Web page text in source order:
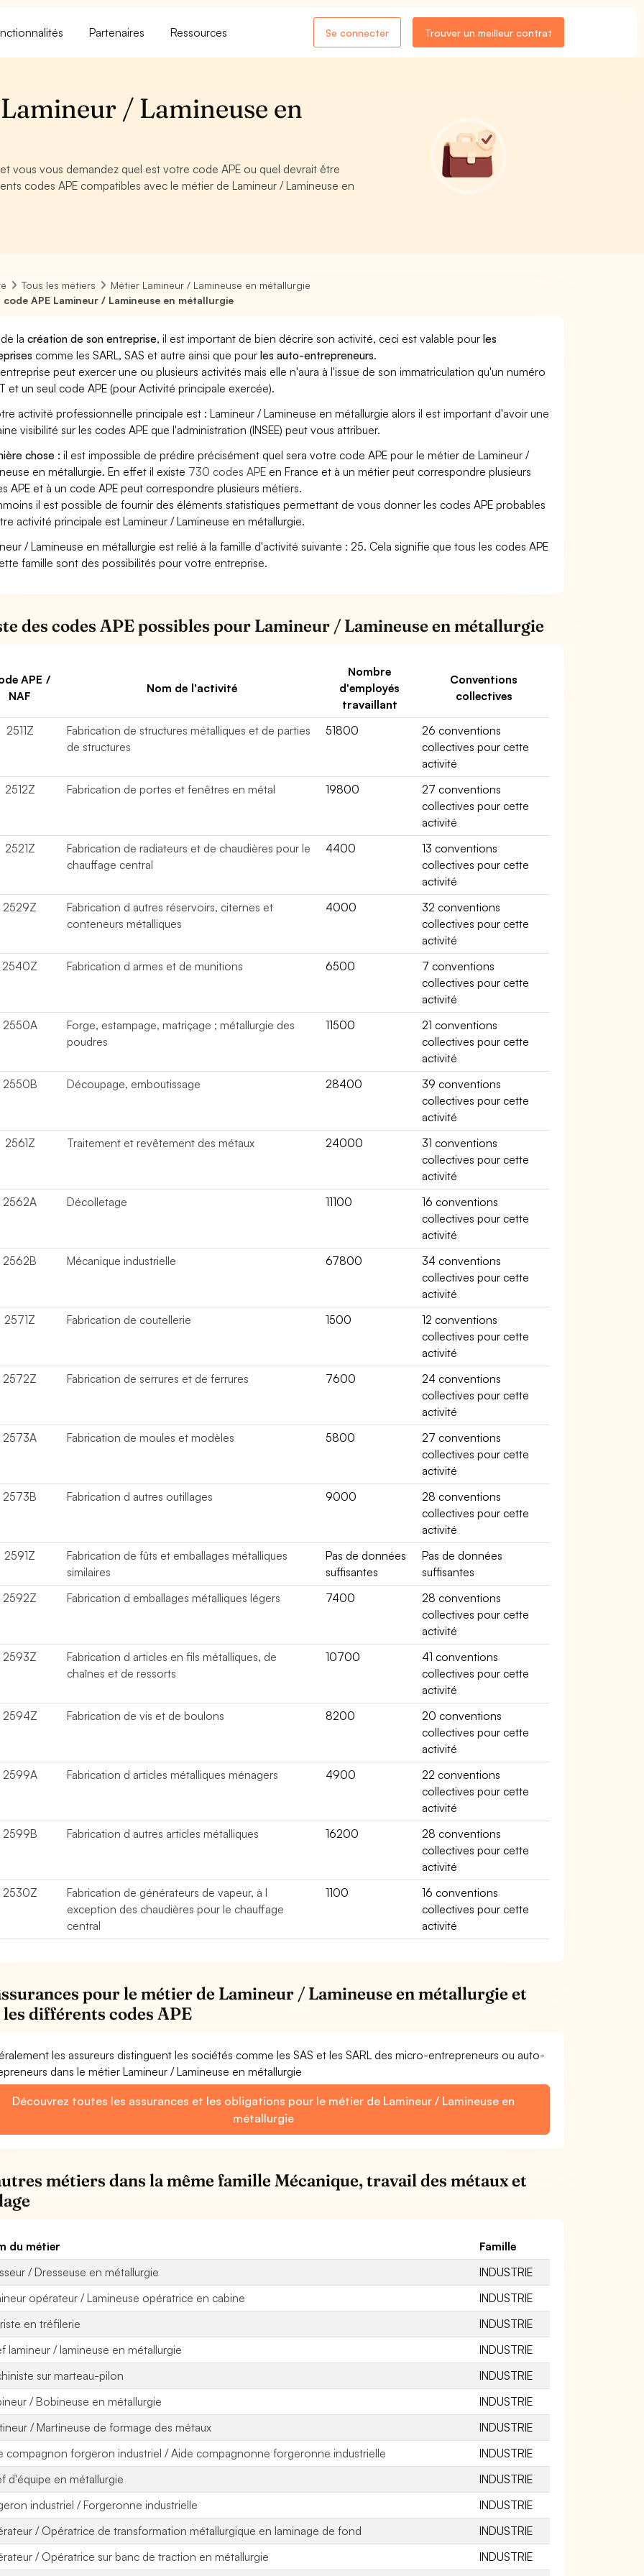
Partenaires Ressources Se connecter Trouver un meilleur contrat
/ Lamineuse en
vous vous demandez quel est votre code APE ou quel devrait être
codes APE compatibles avec le métier de Lamineur / Lamineuse en
Tous les métiers
Métier Lamineur / Lamineuse en métallurgie
code APE Lamineur / Lamineuse en métallurgie
lacréation de son entreprise, il est important de bien décrire son activité, ceci est valable pourles
comme les SARL, SAS et autre ainsi que pourles auto-entrepreneurs.
peut exercer une ou plusieurs activités mais elle n'aura à l'issue de son immatriculation qu'un numéro
et un seul code APE (pour Activité principale exercée).
activité professionnelle principale est : Lamineur / Lamineuse en métallurgie alors il est important d'avoir une
visibilité sur les codes APE que l'administration (INSEE) peut vous attribuer.
chose : il est impossible de prédire précisément quel sera votre code APE pour le métier de Lamineur /
en métallurgie. En effet il existe 730 codes APE en France et à un métier peut correspondre plusieurs
APE et à un code APE peut correspondre plusieurs métiers.
il est possible de fournir des éléments statistiques permettant de vous donner les codes APE probables
activité principale est Lamineur / Lamineuse en métallurgie.
/ Lamineuse en métallurgie est relié à la famille d'activité suivante : 25. Cela signifie que tous les codes APE
famille sont des possibilités pour votre entreprise.
des codes APE possibles pour Lamineur / Lamineuse en métallurgie
APE /
NAF
Nom de l'activité
Nombre
d'employés
travaillant
Conventions
collectives
2511Z
Fabrication de structures métalliques et de parties
de structures
51800
26 conventions
collectives pour cette
activité
2512Z
Fabrication de portes et fenêtres en métal 19800
27 conventions
collectives pour cette
activité
2521Z
Fabrication de radiateurs et de chaudières pour le
chauffage central
4400
13 conventions
collectives pour cette
activité
2529Z
Fabrication d autres réservoirs, citernes et
conteneurs métalliques
4000
32 conventions
collectives pour cette
activité
2540Z
Fabrication d armes et de munitions 6500
7 conventions
collectives pour cette
activité
2550A
Forge, estampage, matriçage ; métallurgie des
poudres
11500
21 conventions
collectives pour cette
activité
2550B
Découpage, emboutissage 28400
39 conventions
collectives pour cette
activité
2561Z
Traitement et revêtement des métaux 24000
31 conventions
collectives pour cette
activité
2562A
Décolletage 11100
16 conventions
collectives pour cette
activité
2562B
Mécanique industrielle 67800
34 conventions
collectives pour cette
activité
2571Z
Fabrication de coutellerie 1500
12 conventions
collectives pour cette
activité
2572Z
Fabrication de serrures et de ferrures 7600
24 conventions
collectives pour cette
activité
2573A
Fabrication de moules et modèles 5800
27 conventions
collectives pour cette
activité
2573B
Fabrication d autres outillages 9000
28 conventions
collectives pour cette
activité
2591Z
Fabrication de fûts et emballages métalliques
similaires
Pas de données
suffisantes
Pas de données
suffisantes
2592Z
Fabrication d emballages métalliques légers 7400
28 conventions
collectives pour cette
activité
2593Z
Fabrication d articles en fils métalliques, de
chaînes et de ressorts
10700
41 conventions
collectives pour cette
activité
2594Z
Fabrication de vis et de boulons 8200
20 conventions
collectives pour cette
activité
2599A
Fabrication d articles métalliques ménagers 4900
22 conventions
collectives pour cette
activité
2599B
Fabrication d autres articles métalliques 16200
28 conventions
collectives pour cette
activité
2530Z
Fabrication de générateurs de vapeur, à l
exception des chaudières pour le chauffage
central
1100
16 conventions
collectives pour cette
activité
pour le métier de Lamineur / Lamineuse en métallurgie et
différents codes APE
les assureurs distinguent les sociétés comme les SAS et les SARL des micro-entrepreneurs ou auto-
dans le métier Lamineur / Lamineuse en métallurgie
Découvrez toutes les assurances et les obligations pour le métier de Lamineur / Lamineuse en
métallurgie
métiers dans la même famille Mécanique, travail des métaux et
du métier
Famille
/ Dresseuse en métallurgie
INDUSTRIE
opérateur / Lamineuse opératrice en cabine
INDUSTRIE
en tréfilerie
INDUSTRIE
lamineur / lamineuse en métallurgie
INDUSTRIE
sur marteau-pilon
INDUSTRIE
/ Bobineuse en métallurgie
INDUSTRIE
/ Martineuse de formage des métaux
INDUSTRIE
compagnon forgeron industriel / Aide compagnonne forgeronne industrielle
INDUSTRIE
d'équipe en métallurgie
INDUSTRIE
industriel / Forgeronne industrielle
INDUSTRIE
/ Opératrice de transformation métallurgique en laminage de fond
INDUSTRIE
/ Opératrice sur banc de traction en métallurgie
INDUSTRIE